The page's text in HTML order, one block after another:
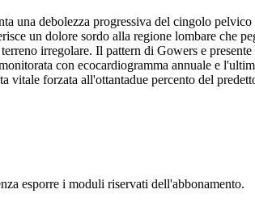
una debolezza progressiva del cingolo
un dolore sordo alla regione lombare che
irregolare. Il pattern di Gowers e
con ecocardiogramma annuale e
vitale forzata all'ottantadue percento del
esporre i moduli riservati dell'abbonamento.